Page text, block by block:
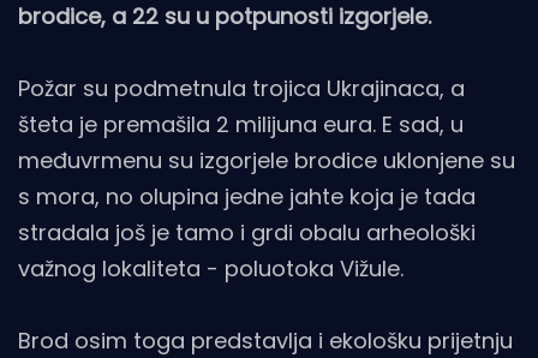
brodice, a 22 su u potpunosti izgorjele.
Požar su podmetnula trojica Ukrajinaca, a
šteta je premašila 2 milijuna eura. E sad, u
međuvrmenu su izgorjele brodice uklonjene su
s mora, no olupina jedne jahte koja je tada
stradala još je tamo i grdi obalu arheološki
važnog lokaliteta - poluotoka Vižule.
Brod osim toga predstavlja i ekološku prijetnju